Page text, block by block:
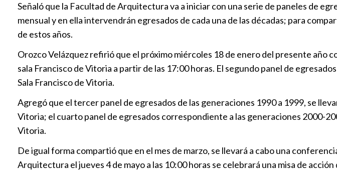
Señaló que la Facultad de Arquitectura va a iniciar con una serie de paneles de
mensual y en ella intervendrán egresados de cada una de las décadas; para
de estos años.
Orozco Velázquez refirió que el próximo miércoles 18 de enero del presente año
sala Francisco de Vitoria a partir de las 17:00 horas. El segundo panel de
Sala Francisco de Vitoria.
Agregó que el tercer panel de egresados de las generaciones 1990 a 1999, se
Vitoria; el cuarto panel de egresados correspondiente a las generaciones 2000-
Vitoria.
De igual forma compartió que en el mes de marzo, se llevará a cabo una
Arquitectura el jueves 4 de mayo a las 10:00 horas se celebrará una misa de